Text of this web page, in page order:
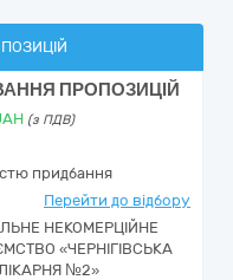
ПРОПОЗИЦІЙ
(з ПДВ)
придбання
Перейти до відбору
НЕКОМЕРЦІЙНЕ
«ЧЕРНІГІВСЬКА
№2»